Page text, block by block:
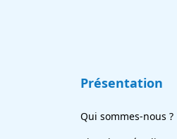
Présentation
Qui sommes-nous ?